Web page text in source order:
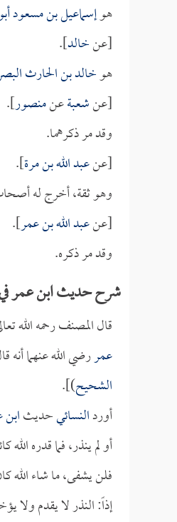
هوإسماعيل بن مسعود
[عنخالد].
هوخالد بن الحارث
[عنشعبةعنمنصور].
وقد مر ذكرهما.
[عنعبد الله بن مرة].
وهو ثقة، أخرج له
[عنعبد الله بن عمر].
وقد مر ذكره.
شرح حديث ابن عمر في
قال المصنف رحمه الله
عمررضي الله عنهما أنه
الشحيح)].
أوردالنسائيحديث
أو لم ينذر، فما قدره
فلن يشفى، ما شاء الله
إذاً: النذر لا يقدم ولا